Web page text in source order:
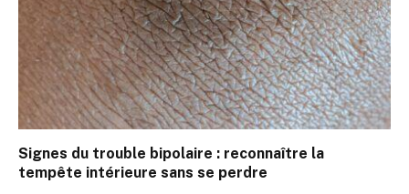
Signes du trouble bipolaire : reconnaître la
tempête intérieure sans se perdre